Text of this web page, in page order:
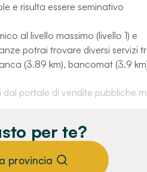
e risulta essere seminativo
al livello massimo (livello 1) e
potrai trovare diversi servizi
(3.89 km), bancomat (3.9
portale di vendite pubbliche
per te?
provincia